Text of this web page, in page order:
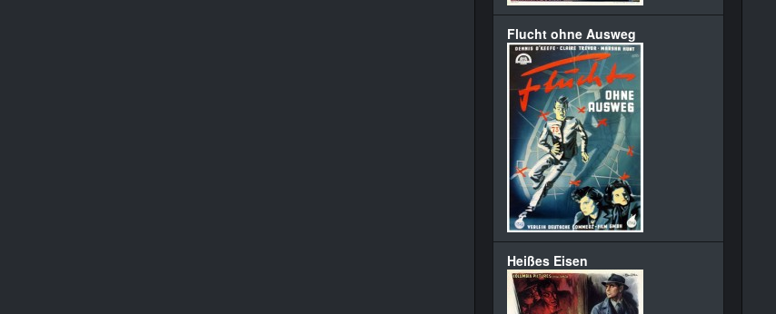
Flucht ohne Ausweg
Heißes Eisen